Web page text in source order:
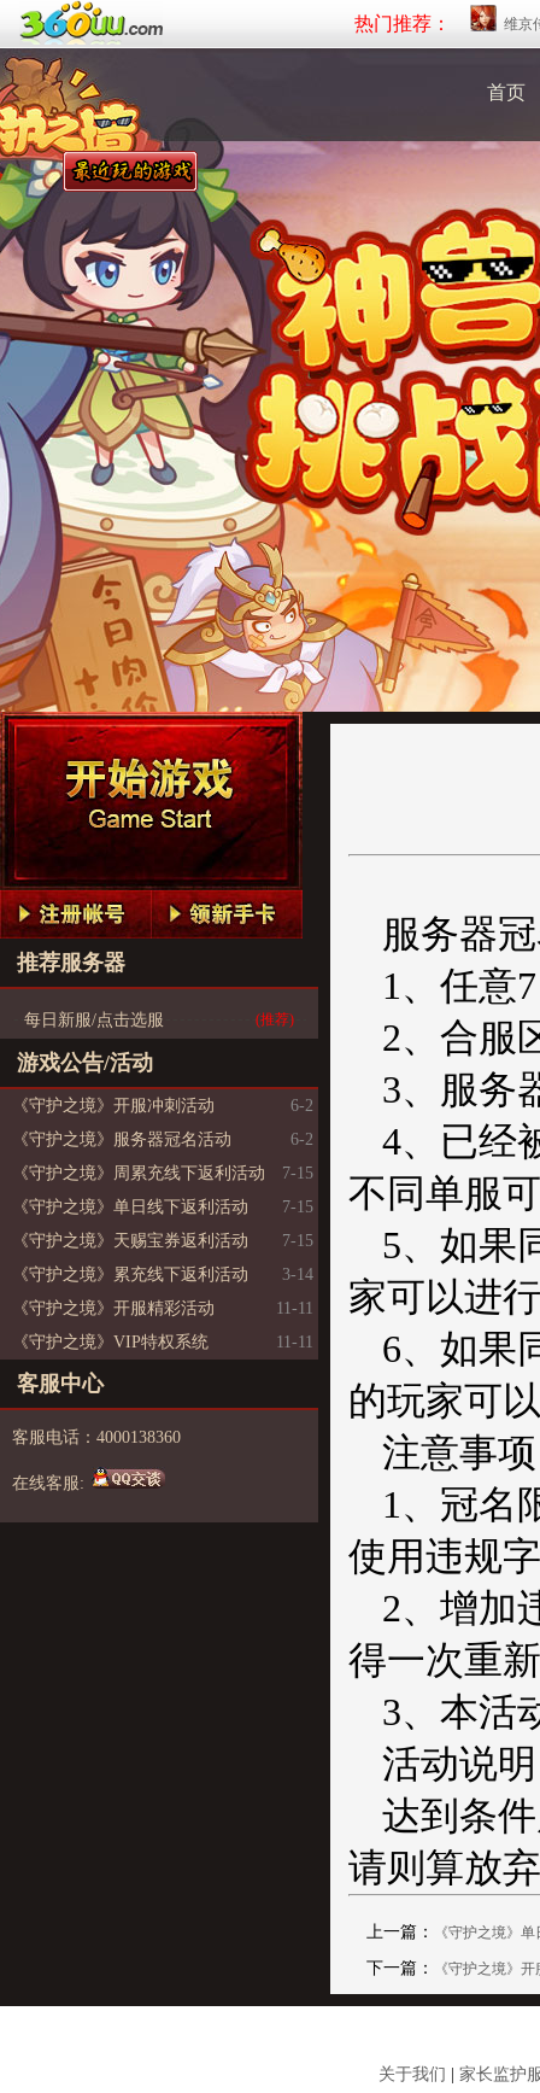
热门推荐： 维京
首页
推荐服务器
每日新服/点击选服 (推荐)
游戏公告/活动
《守护之境》开服冲刺活动
6-2
《守护之境》服务器冠名活动
6-2
《守护之境》周累充线下返利活动
7-15
《守护之境》单日线下返利活动
7-15
《守护之境》天赐宝券返利活动
7-15
《守护之境》累充线下返利活动
3-14
《守护之境》开服精彩活动
11-11
《守护之境》VIP特权系统
11-11
客服中心
客服电话：4000138360
在线客服:
服务器
1、任意
2、合服
3、服务
4、已经
不同单服
5、如果
家可以进
6、如果
的玩家可
注意事
1、冠名
使用违规
2、增加
得一次重
3、本活
活动说
达到条
请则算放
上一篇： 《守护之境》
下一篇： 《守护之境》
关于我们
家长监护